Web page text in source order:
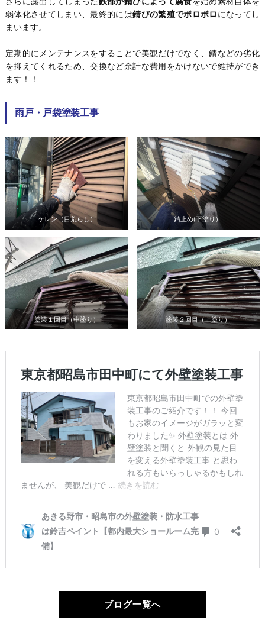
弱体化させてしまい、最終的には錆びの繁殖でボロボロ になってし
まいます。
定期的にメンテナンスをすることで美観だけでなく、錆などの劣化
を抑えてくれるため、交換など余計な費用をかけないで維持ができ
ます！！
雨戸・戸袋塗装工事
ケレン（目荒らし） 錆止め(下塗り）
塗装１回目（中塗り） 塗装２回目（上塗り）
ブログ一覧へ